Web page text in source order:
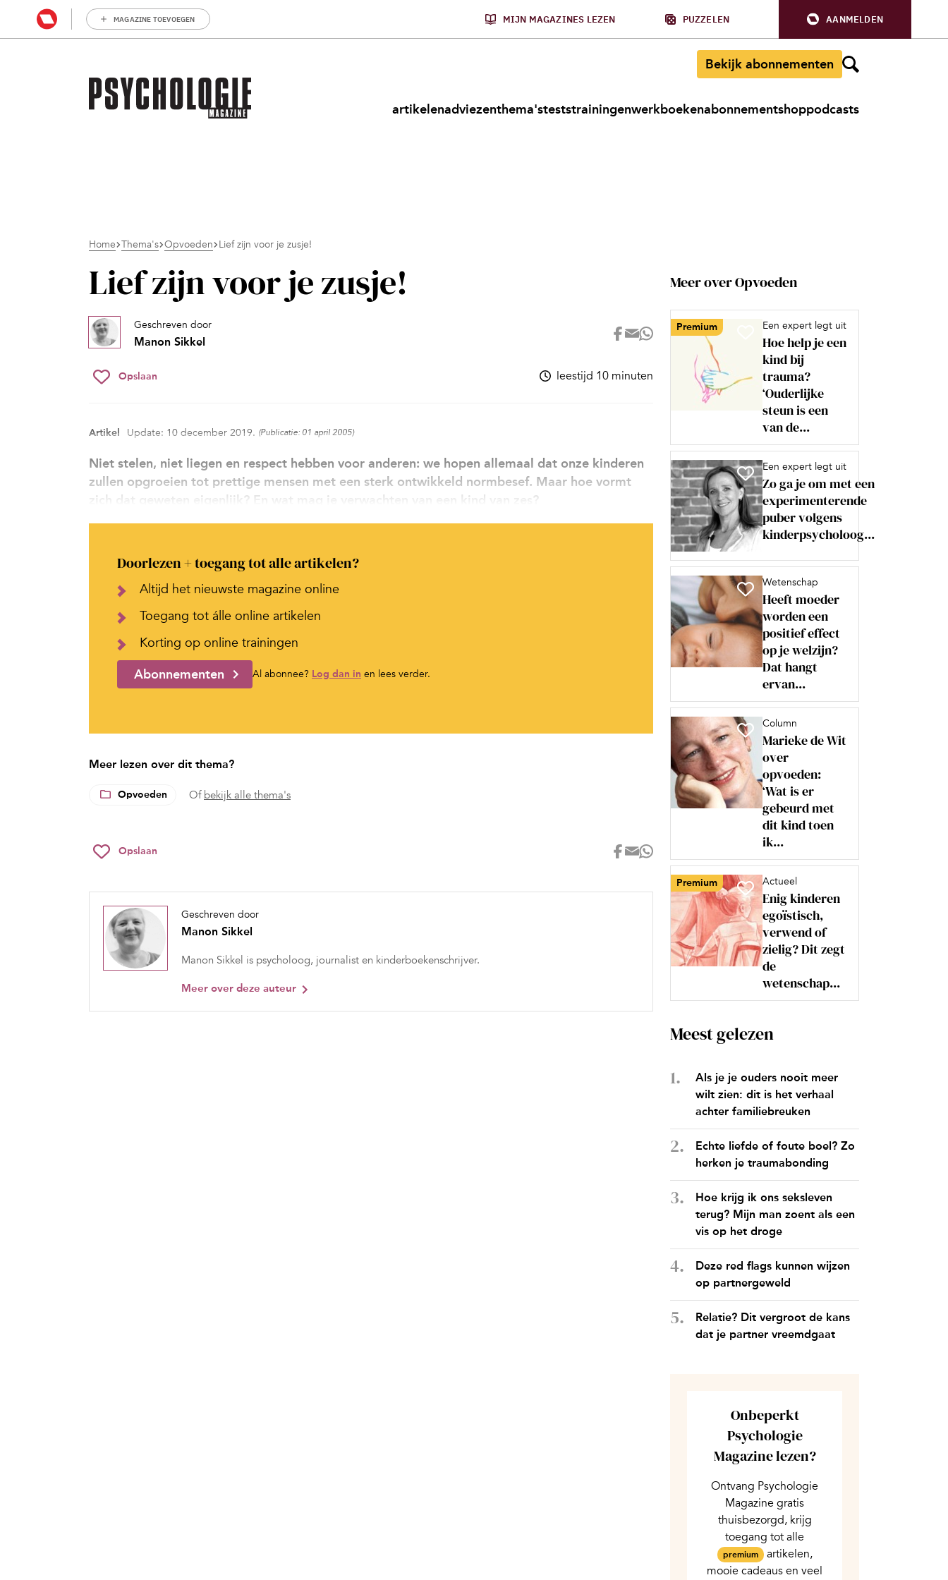
MAGAZINE TOEVOEGEN MIJN MAGAZINES LEZEN PUZZELEN AANMELDEN
Bekijk abonnementen
artikelenadviezenthema'steststrainingenwerkboekenabonnementshoppodcasts
Home Thema's Opvoeden Lief zijn voor je zusje!
Lief zijn voor je zusje!
Geschreven door
Manon Sikkel
Opslaan leestijd 10 minuten
Artikel Update: 10 december 2019. (Publicatie: 01 april 2005)
Niet stelen, niet liegen en respect hebben voor anderen: we hopen allemaal dat onze kinderen
zullen opgroeien tot prettige mensen met een sterk ontwikkeld normbesef. Maar hoe vormt
zich dat geweten eigenlijk? En wat mag je verwachten van een kind van zes?
Doorlezen + toegang tot alle artikelen?
Altijd het nieuwste magazine online
Toegang tot álle online artikelen
Korting op online trainingen
Abonnementen Al abonnee? Log dan in en lees verder.
Meer lezen over dit thema?
Opvoeden Of bekijk alle thema's
Opslaan
Geschreven door
Manon Sikkel
Manon Sikkel is psycholoog, journalist en kinderboekenschrijver.
Meer over deze auteur
Meer over Opvoeden
Premium Een expert legt uit
Hoe help je een
kind bij
trauma?
‘Ouderlijke
steun is een
van de...
Een expert legt uit
Zo ga je om met een
experimenterende
puber volgens
kinderpsycholoog...
Wetenschap
Heeft moeder
worden een
positief effect
op je welzijn?
Dat hangt
ervan...
Column
Marieke de Wit
over
opvoeden:
‘Wat is er
gebeurd met
dit kind toen
ik...
Premium Actueel
Enig kinderen
egoïstisch,
verwend of
zielig? Dit zegt
de
wetenschap...
Meest gelezen
Als je je ouders nooit meer
wilt zien: dit is het verhaal
achter familiebreuken
Echte liefde of foute boel? Zo
herken je traumabonding
Hoe krijg ik ons seksleven
terug? Mijn man zoent als een
vis op het droge
Deze red flags kunnen wijzen
op partnergeweld
Relatie? Dit vergroot de kans
dat je partner vreemdgaat
Onbeperkt
Psychologie
Magazine lezen?
Ontvang Psychologie
Magazine gratis
thuisbezorgd, krijg
toegang tot alle
premium artikelen,
mooie cadeaus en veel